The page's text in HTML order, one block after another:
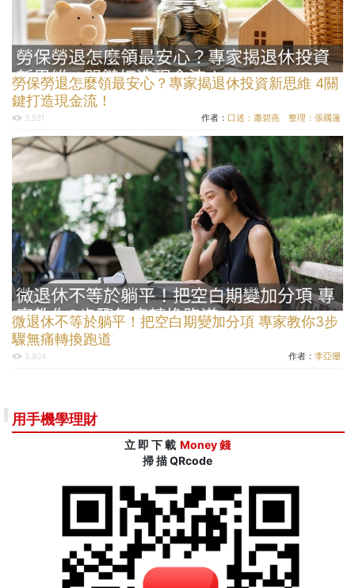
勞保勞退怎麼領最安心？專家揭退休投資新思維 4關
鍵打造現金流！
3,531 作者： 口述：蕭碧燕 整理：張國蓮
微退休不等於躺平！把空白期變加分項 專家教你3步
驟無痛轉換跑道
3,804 作者： 李亞珊
用手機學理財
立 即 下 載 Money 錢
掃 描 QRcode